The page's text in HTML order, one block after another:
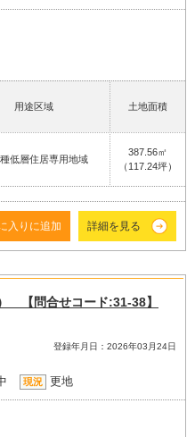
用途区域 土地面積
低層住居専用地域
387.56㎡
（117.24坪）
入りに追加 詳細を見る
【問合せコード:31-38】
登録年月日：2026年03月24日
現況 更地